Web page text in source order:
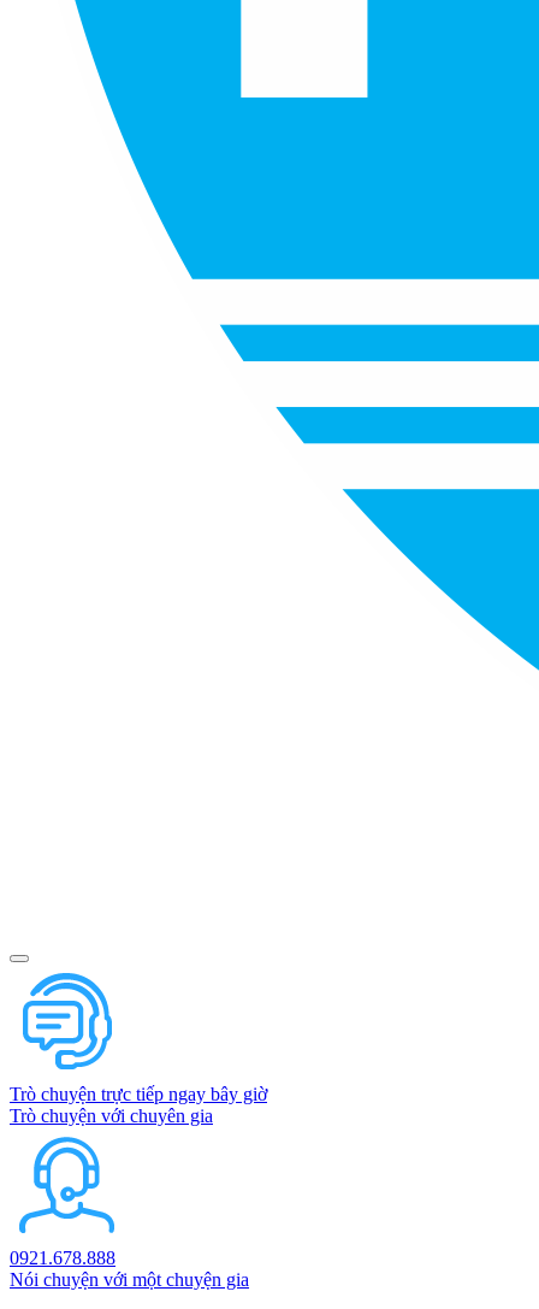
Trò chuyện trực tiếp ngay bây giờ
Trò chuyện với chuyên gia
0921.678.888
Nói chuyện với một chuyện gia